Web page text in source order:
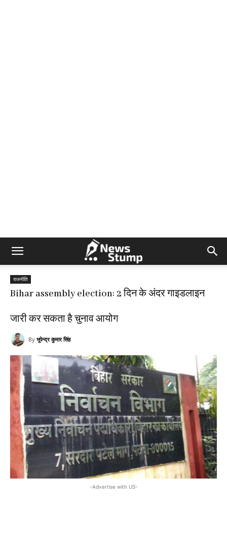
राजनीति
Bihar assembly election: 2 दिन के अंदर गाइडलाइन
जारी कर सकता है चुनाव आयोग
By भूपेन्द्र कुमार सिंह
-Advertise with US-